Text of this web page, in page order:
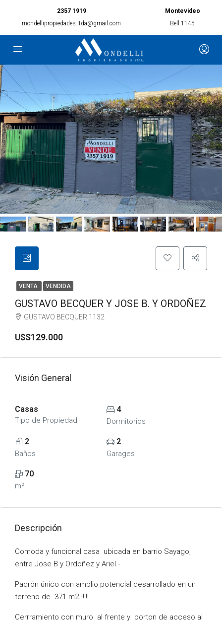
2357 1919
mondellipropiedades.ltda@gmail.com
Montevideo
Bell 1145
VENTA VENDIDA
GUSTAVO BECQUER Y JOSE B. Y ORDOÑEZ
GUSTAVO BECQUER 1132
U$S129.000
Visión General
Casas
Tipo de Propiedad
4
Dormitorios
2
Baños
2
Garages
70
m²
Descripción
Comoda y funcional casa ubicada en barrio Sayago,
entre Jose B y Ordoñez y Ariel.-
Padrón único con amplio potencial desarrollado en un
terreno de 371 m2.-!!!!
Cerrramiento con muro al frente y porton de acceso al